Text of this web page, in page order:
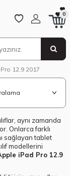
0
12.9 2017
aynı zamanda
Onlarca farklı
sağlayan tablet
modellerini
iPad Pro 12.9